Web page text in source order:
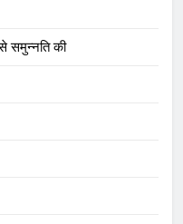
समुन्नति की